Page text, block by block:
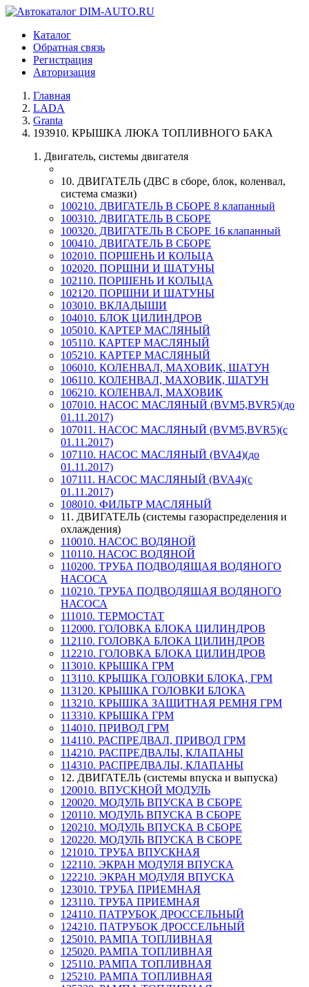
Каталог
Обратная связь
Регистрация
Авторизация
Главная
LADA
Granta
193910. КРЫШКА ЛЮКА ТОПЛИВНОГО БАКА
1. Двигатель, системы двигателя
10. ДВИГАТЕЛЬ (ДВС в сборе, блок, коленвал,
система смазки)
100210. ДВИГАТЕЛЬ В СБОРЕ 8 клапанный
100310. ДВИГАТЕЛЬ В СБОРЕ
100320. ДВИГАТЕЛЬ В СБОРЕ 16 клапанный
100410. ДВИГАТЕЛЬ В СБОРЕ
102010. ПОРШЕНЬ И КОЛЬЦА
102020. ПОРШНИ И ШАТУНЫ
102110. ПОРШЕНЬ И КОЛЬЦА
102120. ПОРШНИ И ШАТУНЫ
103010. ВКЛАДЫШИ
104010. БЛОК ЦИЛИНДРОВ
105010. КАРТЕР МАСЛЯНЫЙ
105110. КАРТЕР МАСЛЯНЫЙ
105210. КАРТЕР МАСЛЯНЫЙ
106010. КОЛЕНВАЛ, МАХОВИК, ШАТУН
106110. КОЛЕНВАЛ, МАХОВИК, ШАТУН
106210. КОЛЕНВАЛ, МАХОВИК
107010. НАСОС МАСЛЯНЫЙ (BVM5,BVR5)(до
01.11.2017)
107011. НАСОС МАСЛЯНЫЙ (BVM5,BVR5)(с
01.11.2017)
107110. НАСОС МАСЛЯНЫЙ (BVA4)(до
01.11.2017)
107111. НАСОС МАСЛЯНЫЙ (BVA4)(с
01.11.2017)
108010. ФИЛЬТР МАСЛЯНЫЙ
11. ДВИГАТЕЛЬ (системы газораспределения и
охлаждения)
110010. НАСОС ВОДЯНОЙ
110110. НАСОС ВОДЯНОЙ
110200. ТРУБА ПОДВОДЯЩАЯ ВОДЯНОГО
НАСОСА
110210. ТРУБА ПОДВОДЯЩАЯ ВОДЯНОГО
НАСОСА
111010. ТЕРМОСТАТ
112000. ГОЛОВКА БЛОКА ЦИЛИНДРОВ
112110. ГОЛОВКА БЛОКА ЦИЛИНДРОВ
112210. ГОЛОВКА БЛОКА ЦИЛИНДРОВ
113010. КРЫШКА ГРМ
113110. КРЫШКА ГОЛОВКИ БЛОКА, ГРМ
113120. КРЫШКА ГОЛОВКИ БЛОКА
113210. КРЫШКА ЗАЩИТНАЯ РЕМНЯ ГРМ
113310. КРЫШКА ГРМ
114010. ПРИВОД ГРМ
114110. РАСПРЕДВАЛ, ПРИВОД ГРМ
114210. РАСПРЕДВАЛЫ, КЛАПАНЫ
114310. РАСПРЕДВАЛЫ, КЛАПАНЫ
12. ДВИГАТЕЛЬ (системы впуска и выпуска)
120010. ВПУСКНОЙ МОДУЛЬ
120020. МОДУЛЬ ВПУСКА В СБОРЕ
120110. МОДУЛЬ ВПУСКА В СБОРЕ
120210. МОДУЛЬ ВПУСКА В СБОРЕ
120220. МОДУЛЬ ВПУСКА В СБОРЕ
121010. ТРУБА ВПУСКНАЯ
122110. ЭКРАН МОДУЛЯ ВПУСКА
122210. ЭКРАН МОДУЛЯ ВПУСКА
123010. ТРУБА ПРИЕМНАЯ
123110. ТРУБА ПРИЕМНАЯ
124110. ПАТРУБОК ДРОССЕЛЬНЫЙ
124210. ПАТРУБОК ДРОССЕЛЬНЫЙ
125010. РАМПА ТОПЛИВНАЯ
125020. РАМПА ТОПЛИВНАЯ
125110. РАМПА ТОПЛИВНАЯ
125210. РАМПА ТОПЛИВНАЯ